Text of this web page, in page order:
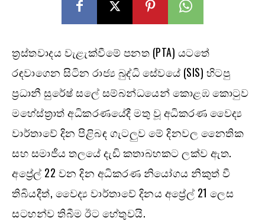
ත්‍රස්තවාදය වැළැක්වීමේ පනත (PTA) යටතේ
රඳවාගෙන සිටින රාජ්‍ය බුද්ධි සේවයේ (SIS) හිටපු
ප්‍රධානී සුරේෂ් සලේ සම්බන්ධයෙන් කොළඹ කොටුව
මහේස්ත්‍රාත් අධිකරණයේදී මතු වූ අධිකරණ වෛද්‍ය
වාර්තාවේ දින පිළිබඳ ගැටලුව මේ දිනවල නෛතික
සහ සමාජීය තලයේ දැඩි කතාබහකට ලක්ව ඇත.
අප්‍රේල් 22 වන දින අධිකරණ නියෝගය නිකුත් වී
තිබියදීත්, වෛද්‍ය වාර්තාවේ දිනය අප්‍රේල් 21 ලෙස
සටහන්ව තිබීම ඊට හේතුවයි.